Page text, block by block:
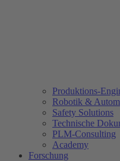
Produktions-
Robotik &
Safety Solutions
Technische
PLM-Consulting
Academy
Forschung